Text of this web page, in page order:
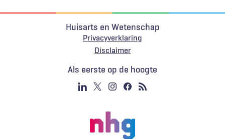
Huisarts en Wetenschap
Privacyverklaring
Voet
Disclaimer
Als eerste op de hoogte